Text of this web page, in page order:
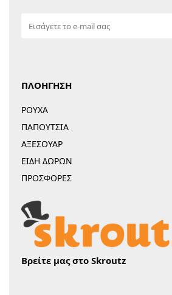
ΠΛΟΗΓΗΣΗ
ΡΟΥΧΑ
ΠΑΠΟΥΤΣΙΑ
ΑΞΕΣΟΥΑΡ
ΕΙΔΗ ΔΩΡΩΝ
ΠΡΟΣΦΟΡΕΣ
Βρείτε μας στο Skroutz